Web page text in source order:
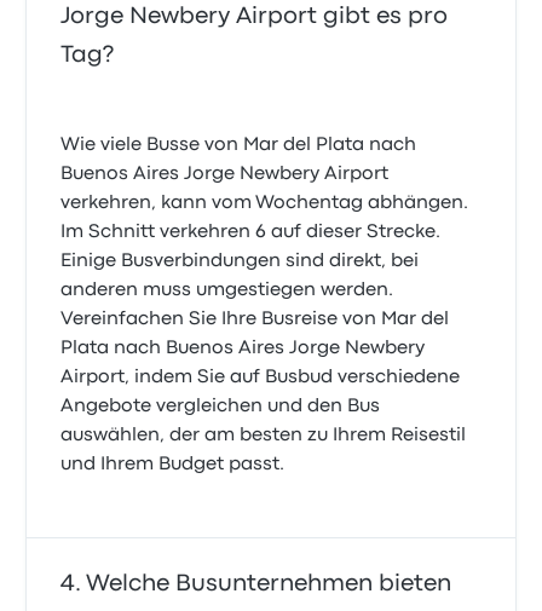
Jorge Newbery Airport gibt es pro
Tag?
Wie viele Busse von Mar del Plata nach
Buenos Aires Jorge Newbery Airport
verkehren, kann vom Wochentag abhängen.
Im Schnitt verkehren 6 auf dieser Strecke.
Einige Busverbindungen sind direkt, bei
anderen muss umgestiegen werden.
Vereinfachen Sie Ihre Busreise von Mar del
Plata nach Buenos Aires Jorge Newbery
Airport, indem Sie auf Busbud verschiedene
Angebote vergleichen und den Bus
auswählen, der am besten zu Ihrem Reisestil
und Ihrem Budget passt.
Welche Busunternehmen bieten